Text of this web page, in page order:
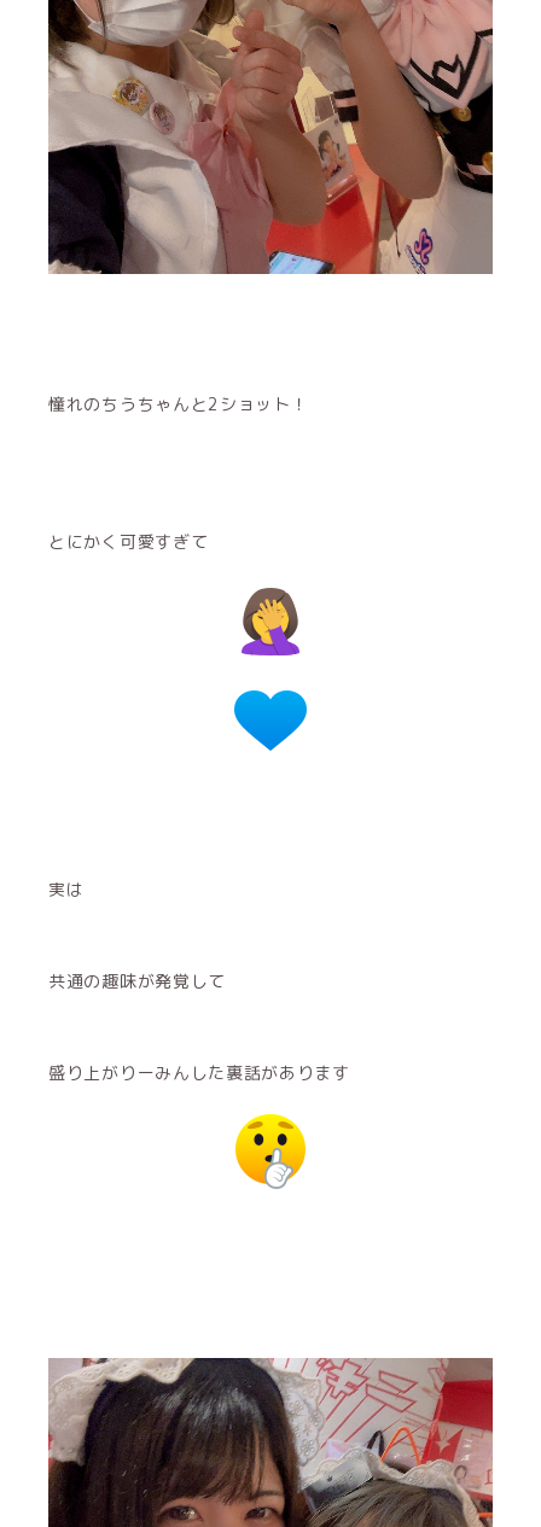
憧れのちうちゃんと2ショット！
とにかく可愛すぎて
実は
共通の趣味が発覚して
盛り上がりーみんした裏話があります